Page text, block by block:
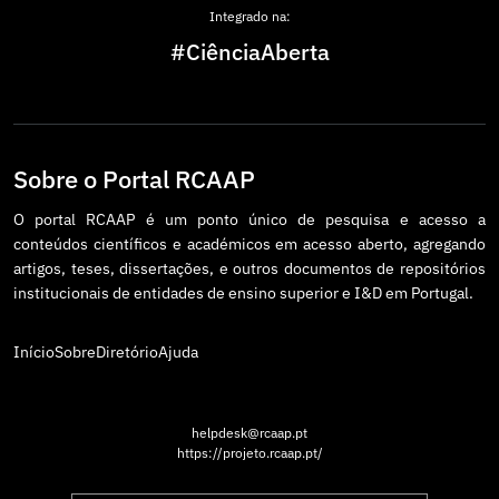
Integrado na:
#CiênciaAberta
Sobre o Portal RCAAP
O portal RCAAP é um ponto único de pesquisa e acesso a
conteúdos científicos e académicos em acesso aberto, agregando
artigos, teses, dissertações, e outros documentos de repositórios
institucionais de entidades de ensino superior e I&D em Portugal.
InícioSobreDiretórioAjuda
helpdesk@rcaap.pt
https://projeto.rcaap.pt/